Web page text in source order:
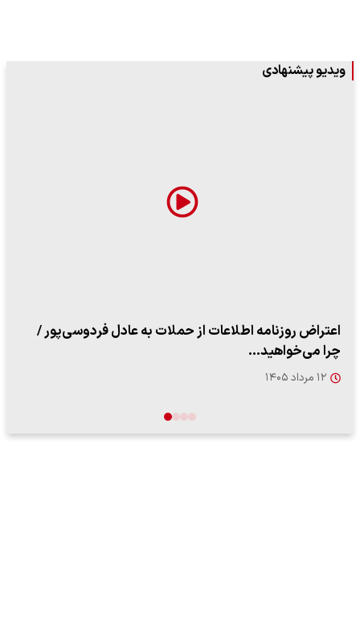
ویدیو پیشنهادی
ببینید| روایت رئیس جمهور از لحظه حمله به بیت رهبری
۱۴ مرداد ۱۴۰۵